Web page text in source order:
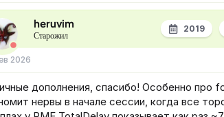
heruvim
Старожил
2019
2026
дополнения, спасибо! Особенно
нервы в начале сессии, когда все